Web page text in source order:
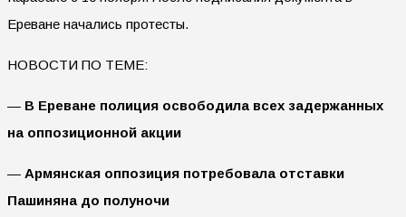
Ереване начались протесты.
НОВОСТИ ПО ТЕМЕ:
— В Ереване полиция освободила всех задержанных
на оппозиционной акции
— Армянская оппозиция потребовала отставки
Пашиняна до полуночи